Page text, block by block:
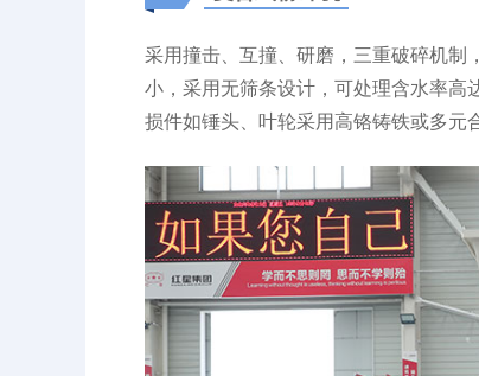
采用撞击、互撞、研磨，三重破碎机制
小，采用‌无筛条设计‌，可处理含水率高
损件如锤头、叶轮采用高铬铸铁或多元